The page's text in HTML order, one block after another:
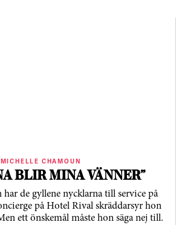
MICHELLE CHAMOUN
BLIR MINA VÄNNER”
de gyllene nycklarna till service på
på Hotel Rival skräddarsyr hon
ett önskemål måste hon säga nej till.